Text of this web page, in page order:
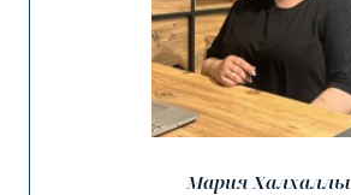
Мария Халхаллы